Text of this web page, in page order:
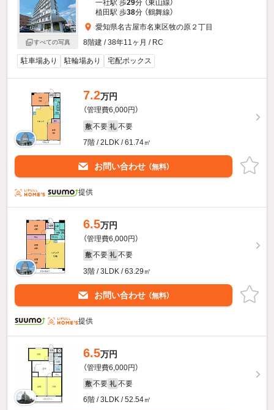
すべての写真
一社駅 歩29分 （東山線）
植田駅 歩38分 （鶴舞線）
愛知県名古屋市名東区牧の原２丁目
8階建 / 38年11ヶ月 / RC
駐車場あり 駐輪場あり 宅配ボックス
7.2万円
（管理費6,000円）
敷 不要 礼 不要
7階 / 2LDK / 61.74㎡
お問い合わせ （無料）
提供
6.5万円
（管理費6,000円）
敷 不要 礼 不要
3階 / 3LDK / 63.29㎡
お問い合わせ （無料）
提供
6.5万円
（管理費6,000円）
敷 不要 礼 不要
6階 / 3LDK / 52.54㎡